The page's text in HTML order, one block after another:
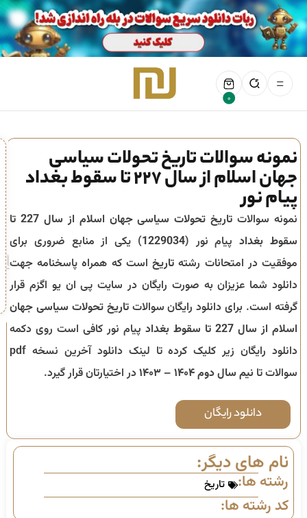
0
نمونه سوالات تاریخ تحولات سیاسی
جهان اسلام از سال 227 تا سقوط بغداد
پیام نور
نمونه سوالات
تاریخ تحولات سیاسی جهان اسلام از سال 227 تا
سقوط بغدادپیام نور (1229034) یکی از منابع ضروری برای
موفقیت در امتحانات رشته تاریخاست که همراه پاسخنامه جهت
دانلود شما عزیزان به صورت رایگان در سایت پی ان یو اگزم قرار
گرفته است. برای دانلود رایگان سوالاتتاریخ تحولات سیاسی جهان
اسلام از سال 227 تا سقوط بغداد
پیام نور کافی است روی دکمه
دانلود رایگان زیر کلیک کرده تا لینک دانلود آخرین نسخه pdf
سوالات تا نیم سال دوم ۱۴۰۴ – ۱۴۰۳ در اختیارتان قرار گیرد.
دانلود رایگان
نام های دیگر:
رشته ها: تاریخ
کد رشته ها: